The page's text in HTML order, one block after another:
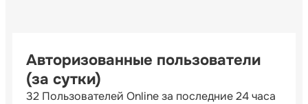
Авторизованные пользователи
(за сутки)
32 Пользователей Online за последние 24 часа